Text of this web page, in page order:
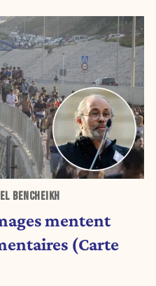
BENCHEIKH
mentent
(Carte